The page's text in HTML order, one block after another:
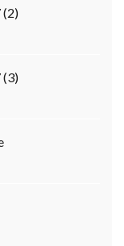
(2)
(3)